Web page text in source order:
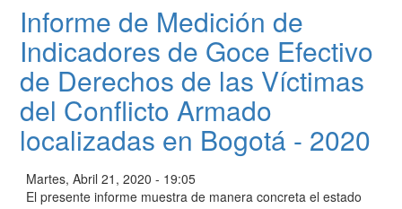
Informe de Medición de
Indicadores de Goce Efectivo
de Derechos de las Víctimas
del Conflicto Armado
localizadas en Bogotá - 2020
Martes, Abril 21, 2020 - 19:05
El presente informe muestra de manera concreta el estado